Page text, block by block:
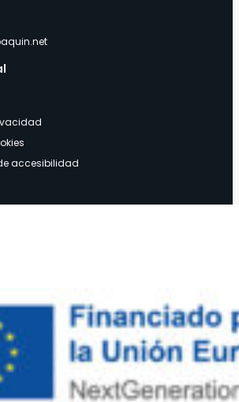
accesibilidad